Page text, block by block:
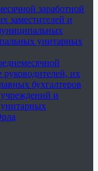
заработной
заместителей и
унитарных
руководителей, их
бухгалтеров
и